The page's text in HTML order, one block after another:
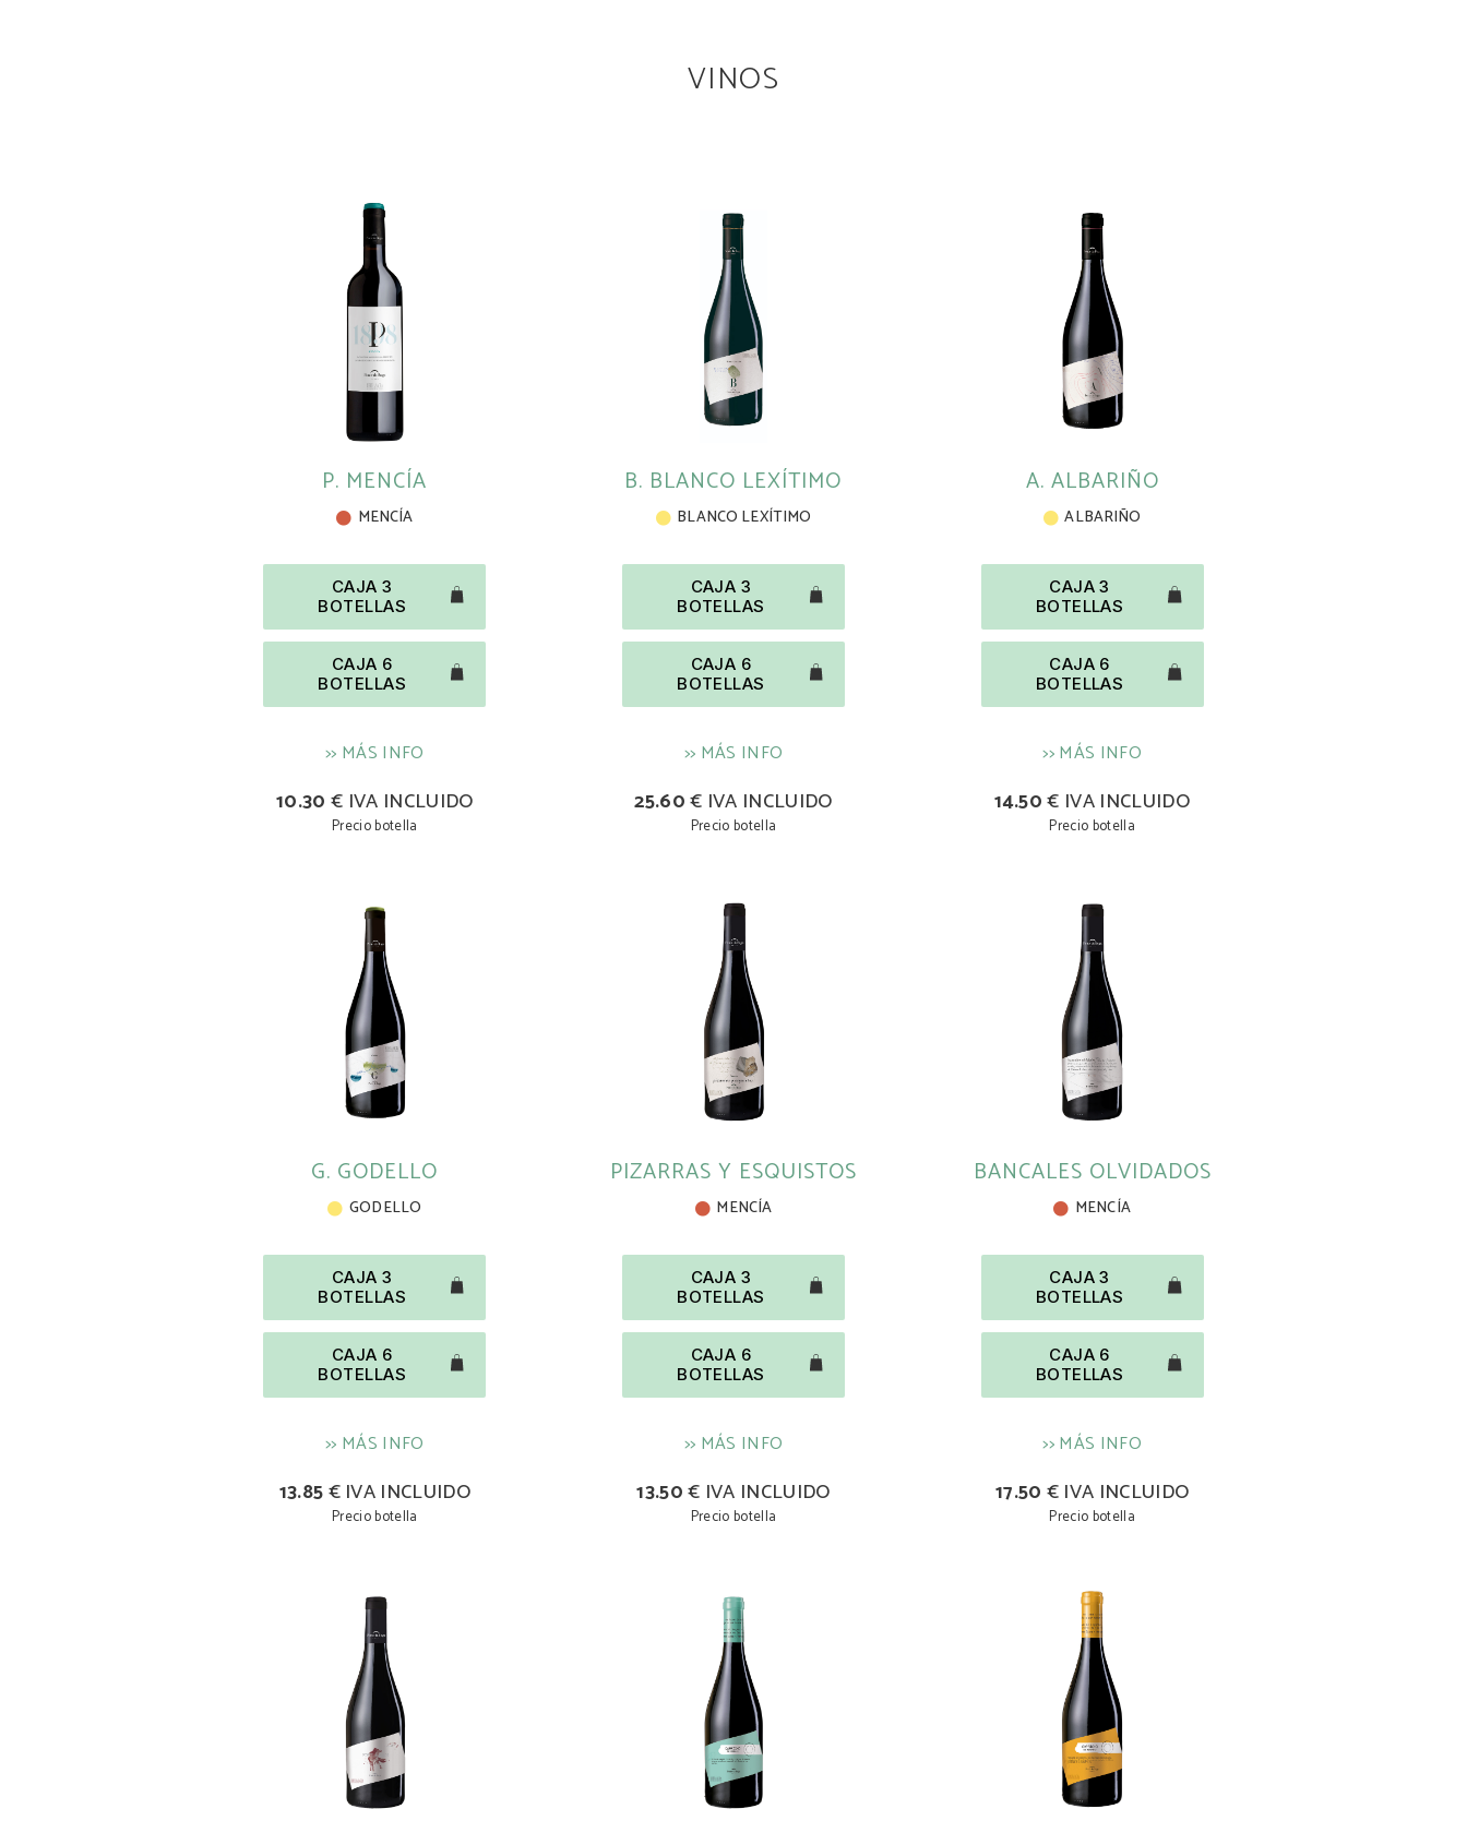
VINOS
P. MENCÍA
MENCÍA
CAJA 3
BOTELLAS
CAJA 6
BOTELLAS
>> MÁS INFO
10.30 € IVA INCLUIDO
Precio botella
B. BLANCO LEXÍTIMO
BLANCO LEXÍTIMO
CAJA 3
BOTELLAS
CAJA 6
BOTELLAS
>> MÁS INFO
25.60€ IVA INCLUIDO
Precio botella
A. ALBARIÑO
ALBARIÑO
CAJA 3
BOTELLAS
CAJA 6
BOTELLAS
>> MÁS INFO
14.50€ IVA INCLUIDO
Precio botella
G. GODELLO
GODELLO
CAJA 3
BOTELLAS
CAJA 6
BOTELLAS
>> MÁS INFO
13.85€ IVA INCLUIDO
Precio botella
PIZARRAS Y ESQUISTOS
MENCÍA
CAJA 3
BOTELLAS
CAJA 6
BOTELLAS
>> MÁS INFO
13.50€ IVA INCLUIDO
Precio botella
BANCALES OLVIDADOS
MENCÍA
CAJA 3
BOTELLAS
CAJA 6
BOTELLAS
>> MÁS INFO
17.50 € IVA INCLUIDO
Precio botella